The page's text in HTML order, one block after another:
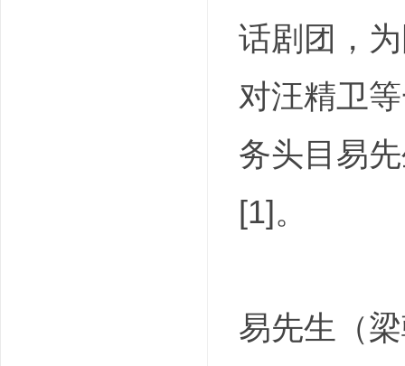
话剧团，
对汪精卫
务头目易
[1]。
易先生（